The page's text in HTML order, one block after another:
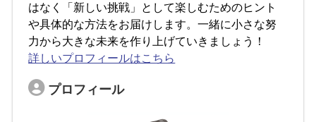
はなく「新しい挑戦」として楽しむためのヒント
や具体的な方法をお届けします。一緒に小さな努
力から大きな未来を作り上げていきましょう！
詳しいプロフィールはこちら
プロフィール